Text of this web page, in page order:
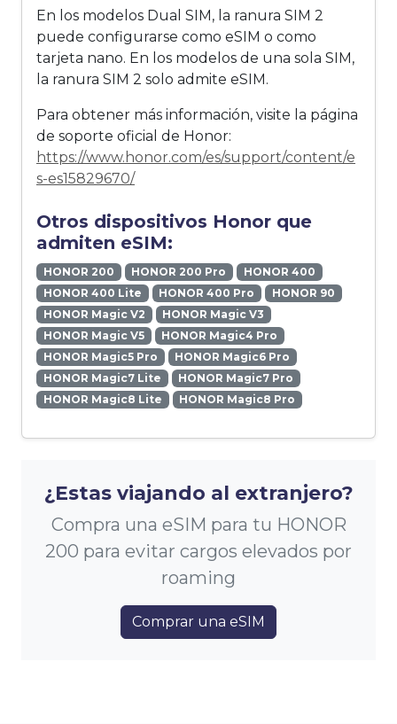
En los modelos Dual SIM, la ranura SIM 2
puede configurarse como eSIM o como
tarjeta nano. En los modelos de una sola SIM,
la ranura SIM 2 solo admite eSIM.
Para obtener más información, visite la página
de soporte oficial de Honor:
https://www.honor.com/es/support/content/e
s-es15829670/
Otros dispositivos Honor que
admiten eSIM:
HONOR 200 HONOR 200 Pro
HONOR 400
HONOR 400 Lite
HONOR 400 Pro
HONOR 90
HONOR Magic V2
HONOR Magic V3
HONOR Magic V5
HONOR Magic4 Pro
HONOR Magic5 Pro
HONOR Magic6 Pro
HONOR Magic7 Lite
HONOR Magic7 Pro
HONOR Magic8 Lite
HONOR Magic8 Pro
¿Estas viajando al extranjero?
Compra una eSIM para tu HONOR
200 para evitar cargos elevados por
roaming
Comprar una eSIM